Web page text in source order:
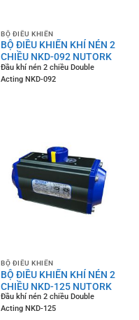
BỘ ĐIỀU KHIỂN
BỘ ĐIỀU KHIỂN KHÍ NÉN 2
CHIỀU NKD-092 NUTORK
Đầu khí nén 2 chiều Double
Acting NKD-092
BỘ ĐIỀU KHIỂN
BỘ ĐIỀU KHIỂN KHÍ NÉN 2
CHIỀU NKD-125 NUTORK
Đầu khí nén 2 chiều Double
Acting NKD-125